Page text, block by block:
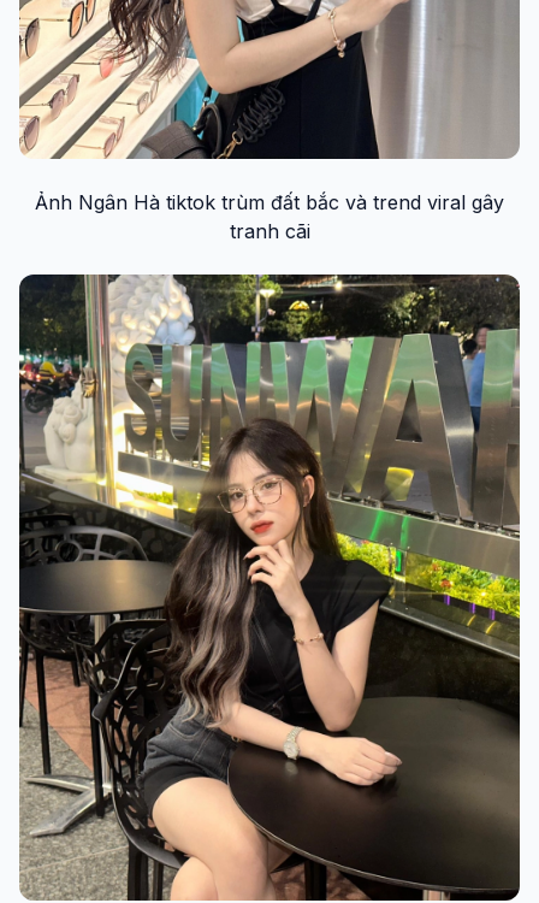
Ảnh Ngân Hà tiktok trùm đất bắc và trend viral gây
tranh cãi